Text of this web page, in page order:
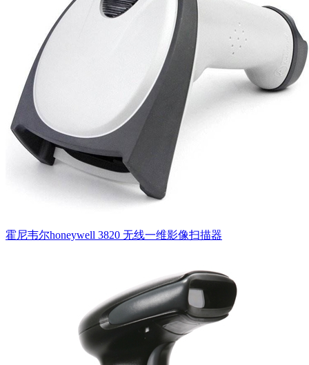
霍尼韦尔honeywell 3820 无线一维影像扫描器